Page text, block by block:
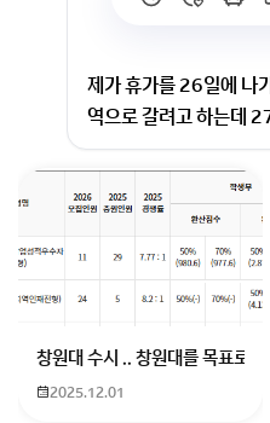
제가 휴가를 26일에 나
역으로 갈려고 하는데
횟수 제한과 후급 범위
회원가입 혹은 광고 [X]
창원대 수시 .. 창원대를 목표로
2025.12.01